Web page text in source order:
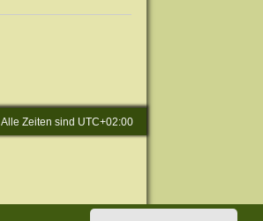
Alle Zeiten sind UTC+02:00